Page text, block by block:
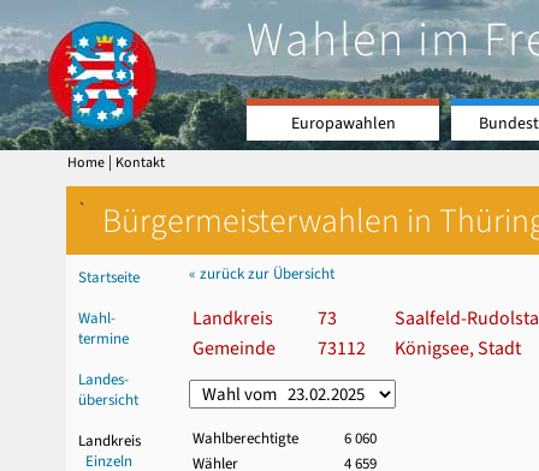
Wahlen im
Europawahlen
Home | Kontakt
` Bürgermeisterwahlen in
Startseite
Wahl-
termine
Landes-
übersicht
Landkreis
Einzeln
« zurück zur Übersicht
Landkreis 73
Saalfeld-
Gemeinde
73112 Königsee, Stadt
Wahlberechtigte
6 060
Wähler
4 659